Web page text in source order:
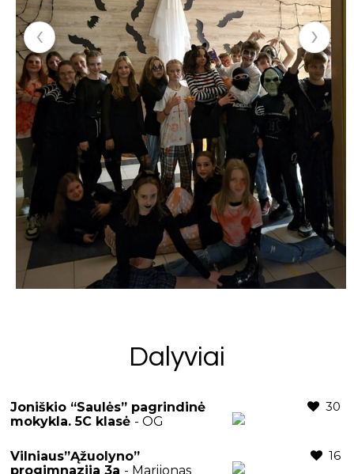
‹ ›
Dalyviai
Joniškio “Saulės” pagrindinė
mokykla. 5C klasė - OG
30
Vilniaus”Ąžuolyno”
progimnazija 3a - Marijonas
16